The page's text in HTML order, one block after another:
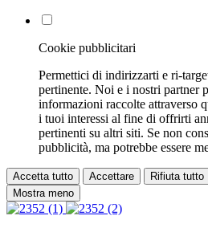
Cookie pubblicitari
Permettici di indirizzarti e ri-
pertinente. Noi e i nostri partner
informazioni raccolte attraverso
i tuoi interessi al fine di offrirti
pertinenti su altri siti. Se non
pubblicità, ma potrebbe essere
Accetta tutto Accettare Rifiuta tutto
Mostra meno